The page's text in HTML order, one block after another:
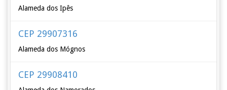
Alameda dos Ipês
CEP 29907316
Alameda dos Mógnos
CEP 29908410